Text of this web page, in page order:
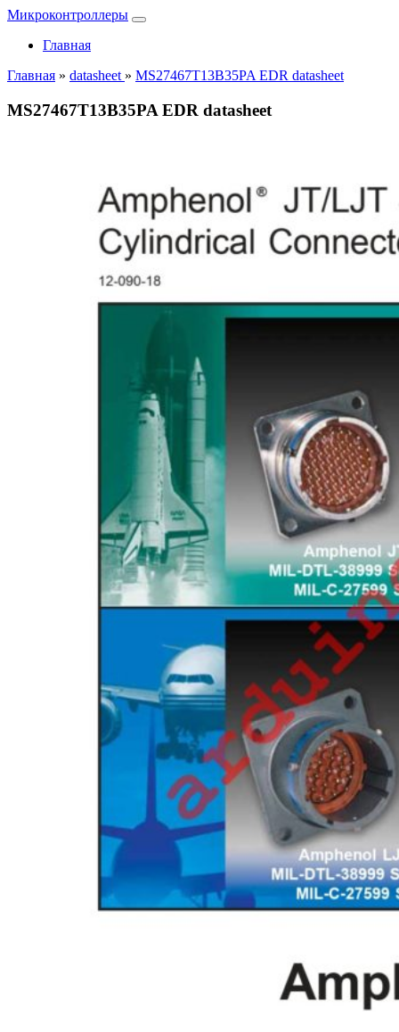
Микроконтроллеры
Главная
Главная » datasheet » MS27467T13B35PA EDR datasheet
MS27467T13B35PA EDR datasheet